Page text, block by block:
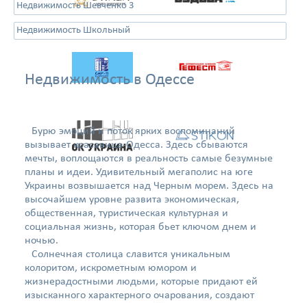
Недвижимость Шевченко 3
Недвижимость Школьный
Недвижимость в Одессе
Бурю эмоций и поток ярких воспоминаний
вызывает красавица-Одесса. Здесь сбываются
мечты, воплощаются в реальность самые безумные
планы и идеи. Удивительный мегаполис на юге
Украины возвышается над Черным морем. Здесь на
высочайшем уровне развита экономическая,
общественная, туристическая культурная и
социальная жизнь, которая бьет ключом днем и
ночью.
Солнечная столица славится уникальным
колоритом, искрометным юмором и
жизнерадостными людьми, которые придают ей
изысканного характерного очарования, создают